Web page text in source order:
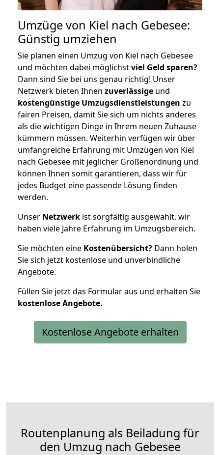
Umzüge von Kiel nach Gebesee:
Günstig umziehen
Sie planen einen Umzug von Kiel nach Gebesee
und möchten dabei möglichstviel Geld sparen?
Dann sind Sie bei uns genau richtig! Unser
Netzwerk bieten Ihnen zuverlässige und
kostengünstige Umzugsdienstleistungen zu
fairen Preisen, damit Sie sich um nichts anderes
als die wichtigen Dinge in Ihrem neuen Zuhause
kümmern müssen. Weiterhin verfügen wir über
umfangreiche Erfahrung mit Umzügen von Kiel
nach Gebesee mit jeglicher Größenordnung und
können Ihnen somit garantieren, dass wir für
jedes Budget eine passende Lösung finden
werden.
Unser Netzwerk ist sorgfältig ausgewählt, wir
haben viele Jahre Erfahrung im Umzugsbereich.
Sie möchten eine Kostenübersicht? Dann holen
Sie sich jetzt kostenlose und unverbindliche
Angebote.
Füllen Sie jetzt das Formular aus und erhalten Sie
kostenloseAngebote.
Kostenlose Angebote erhalten
Routenplanung als Beiladung für
den Umzug nach Gebesee